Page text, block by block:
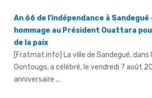
de la paix
[Fratmat.info] La ville de Sandegué, dans
Gontougo, a célébré, le vendredi 7 août
anniversaire ...
66e anniversaire de l'indépendance à
sous-préfet appelle à l'union face à la